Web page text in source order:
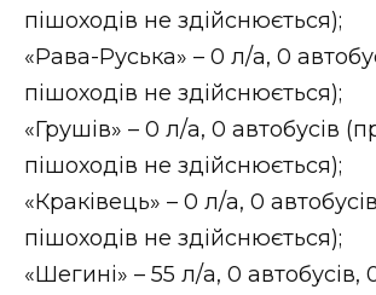
ВІДЕО
пішоходів не здійснюється);
«Рава-Руська» – 0 л/а, 0
пішоходів не здійснюється);
«Грушів» – 0 л/а, 0 автобусів
пішоходів не здійснюється);
«Краківець» – 0 л/а, 0
пішоходів не здійснюється);
«Шегині» – 55 л/а, 0 автобусів,